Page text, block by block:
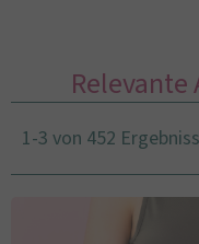
1-3 von 452